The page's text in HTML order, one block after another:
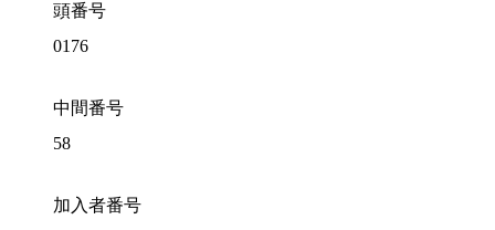
頭番号
0176
中間番号
58
加入者番号